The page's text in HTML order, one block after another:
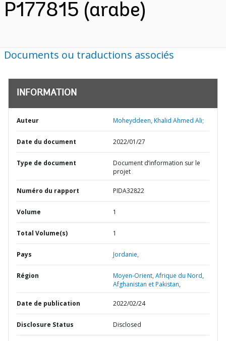
P177815 (arabe)
Documents ou traductions associés
INFORMATION
Auteur Moheyddeen, Khalid Ahmed Ali;
Date du document 2022/01/27
Type de document
Document d’information sur le
projet
Numéro du rapport PIDA32822
Volume 1
Total Volume(s) 1
Pays Jordanie,
Région
Moyen-Orient, Afrique du Nord,
Afghanistan et Pakistan,
Date de publication 2022/02/24
Disclosure Status Disclosed